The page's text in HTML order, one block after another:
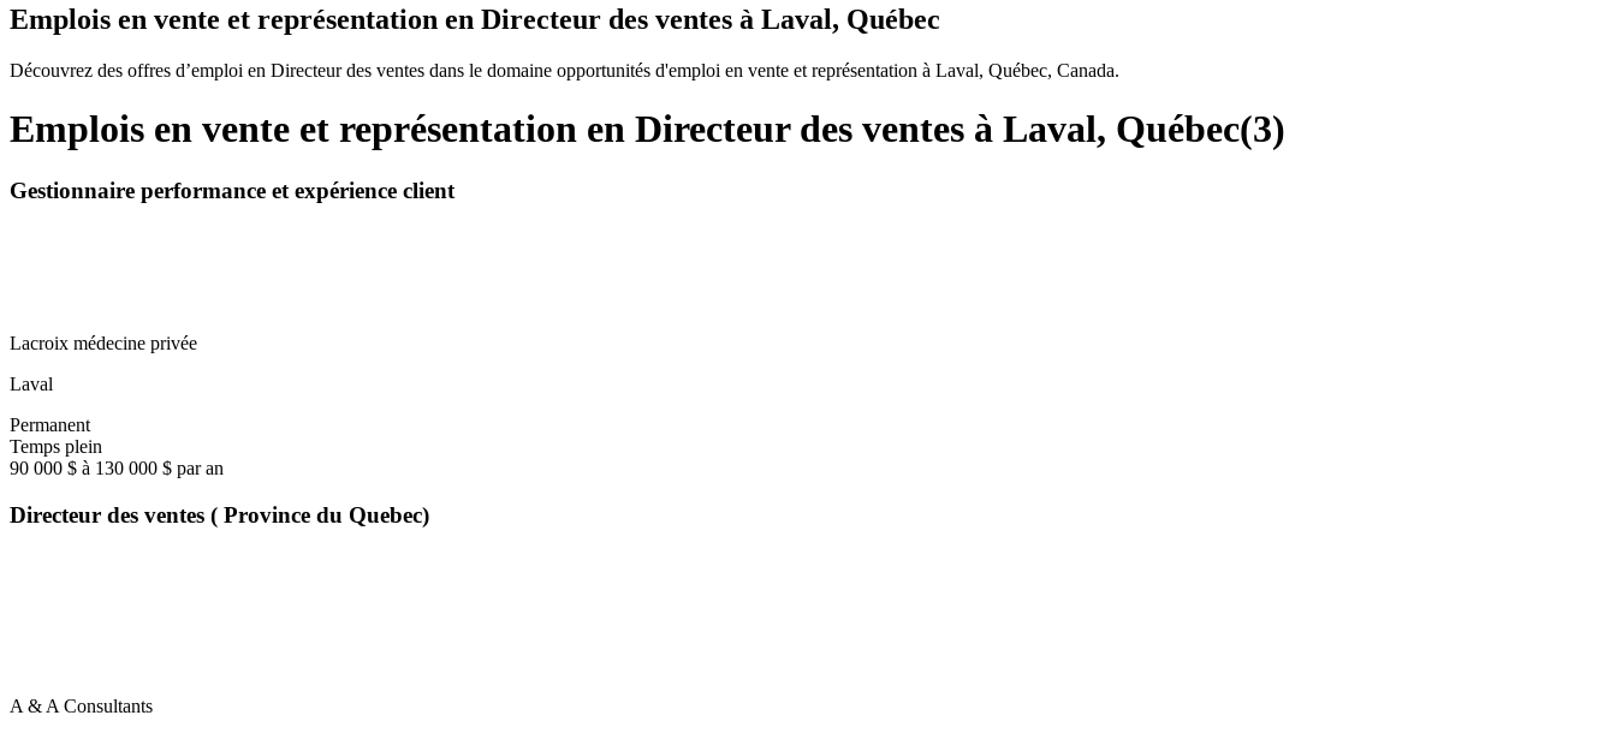
Emplois en vente et représentation en Directeur des ventes à Laval, Québec
Découvrez des offres d’emploi en Directeur des ventes dans le domaine opportunités d'emploi en vente et représentation à Laval, Québec, Canada.
Emplois en vente et représentation en Directeur des ventes à Laval, Québec(3)
Gestionnaire performance et expérience client
Lacroix médecine privée
Laval
Permanent
Temps plein
90 000 $ à 130 000 $ par an
Directeur des ventes ( Province du Quebec)
A & A Consultants